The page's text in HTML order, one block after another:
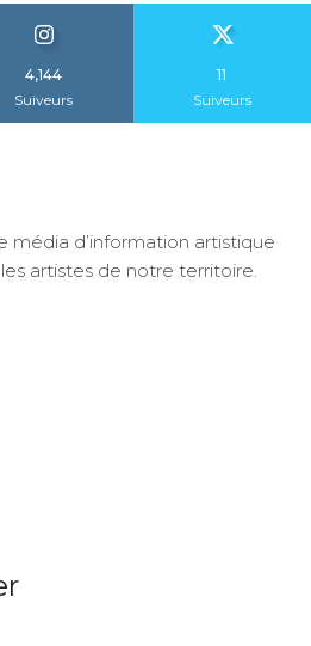
4,144
Suiveurs
11
Suiveurs
média d’information artistique
artistes de notre territoire.